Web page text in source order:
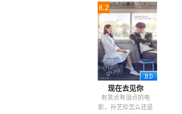
8.2
现在去见你
有笑点有泪点的电
影，孙艺珍怎么还是